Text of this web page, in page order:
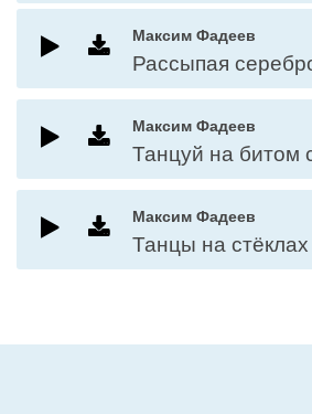
Максим Фадеев
Рассыпая
Максим Фадеев
Танцуй на битом
Максим Фадеев
Танцы на стёклах